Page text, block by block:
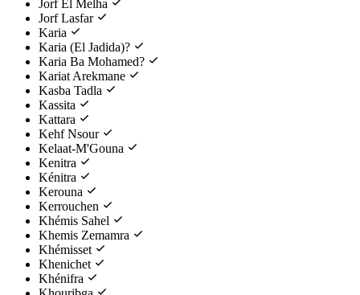
Jorf El Melha
Jorf Lasfar
Karia
Karia (El Jadida)?
Karia Ba Mohamed?
Kariat Arekmane
Kasba Tadla
Kassita
Kattara
Kehf Nsour
Kelaat-M'Gouna
Kenitra
Kénitra
Kerouna
Kerrouchen
Khémis Sahel
Khemis Zemamra
Khémisset
Khenichet
Khénifra